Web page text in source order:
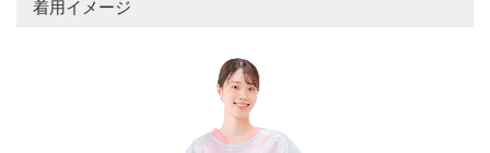
着用イメージ